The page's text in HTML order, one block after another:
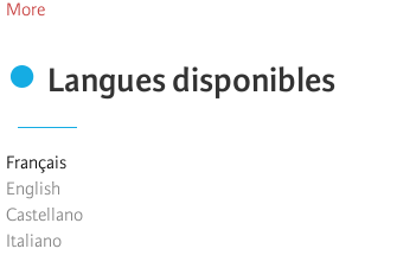
More
Langues disponibles
Français
English
Castellano
Italiano